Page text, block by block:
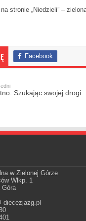
na stronie „Niedzieli” –
Facebook
Szukając swojej drogi
w Zielonej Górze
Wlkp. 1
Góra
diecezjazg.pl